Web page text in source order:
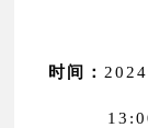
时间：
13:00-